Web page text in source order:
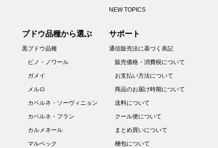
NEW TOPICS
ブドウ品種から選ぶ
黒ブドウ品種
ピノ・ノワール
ガメイ
メルロ
カベルネ・ソーヴィニョン
カベルネ・フラン
カルメネール
マルベック
サポート
通信販売法に基づく表記
販売価格・消費税について
お支払い方法について
商品のお届け時期について
送料について
クール便について
まとめ買いについて
梱包について